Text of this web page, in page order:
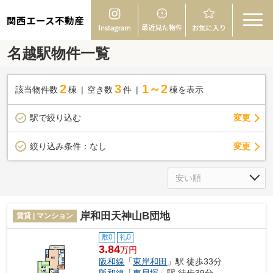
関西エース不動産
名越駅物件一覧
該当物件数 2棟 空き数 3 件 1～2 棟を表示
駅で絞り込む 変更
絞り込み条件： なし 変更
賃貸 | マンション 岸和田天神山B団地
敷0 礼0
3.84万円
阪和線 「東岸和田 」駅 徒歩33分